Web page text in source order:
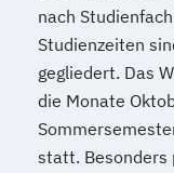
nach
Studienzeiten
gegliedert. Das
die Monate
statt. Besonders